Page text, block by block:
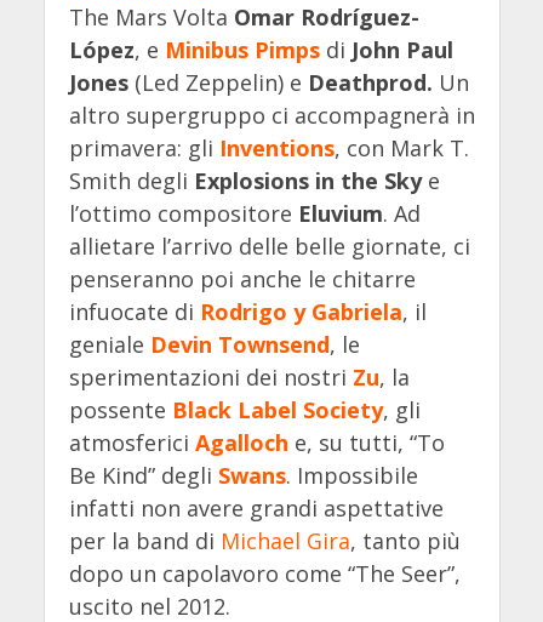
The Mars Volta Omar Rodríguez-
López, e Minibus Pimpsdi John Paul
Jones(Led Zeppelin) e Deathprod. Un
altro supergruppo ci accompagnerà in
primavera: gli Inventions, con Mark T.
Smith degli Explosions in the Skye
l’ottimo compositore Eluvium. Ad
allietare l’arrivo delle belle giornate, ci
penseranno poi anche le chitarre
infuocate di Rodrigo y Gabriela, il
geniale Devin Townsend, le
sperimentazioni dei nostri Zu, la
possente Black Label Society, gli
atmosferici Agalloch e, su tutti, “To
Be Kind” degli Swans. Impossibile
infatti non avere grandi aspettative
per la band di Michael Gira, tanto più
dopo un capolavoro come “The Seer”,
uscito nel 2012.